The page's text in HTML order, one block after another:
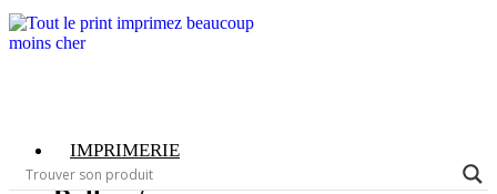
IMPRIMERIE